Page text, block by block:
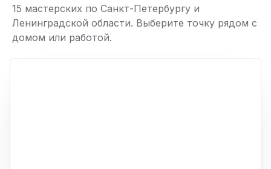
15 мастерских по Санкт-Петербургу и
Ленинградской области. Выберите точку рядом с
домом или работой.